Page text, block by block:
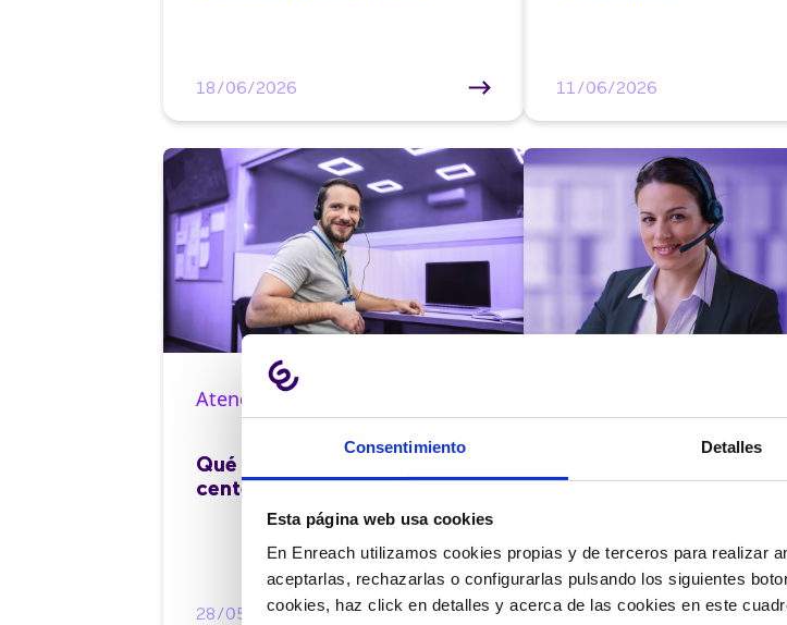
Consentimiento Detalles
Esta página web usa cookies
En Enreach utilizamos cookies propias y de terceros para realizar
aceptarlas, rechazarlas o configurarlas pulsando los siguientes
cookies, haz click en detalles y acerca de las cookies en este
18/06/2026 11/06/2026
Atención al cliente |
Qué es el FCR en un contact
center y cómo mejorarlo
28/05/2026
Cómo automatizar la
evaluación de
12/05/2026